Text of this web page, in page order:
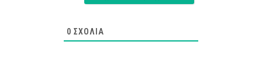
0 ΣΧΌΛΙΑ